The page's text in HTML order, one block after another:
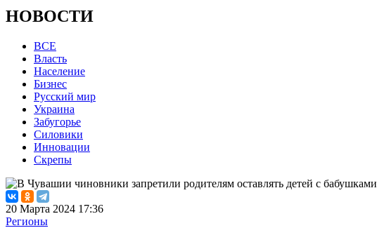
НОВОСТИ
ВСЕ
Власть
Население
Бизнес
Русский мир
Украина
Забугорье
Силовики
Инновации
Скрепы
20 Марта 2024 17:36
Регионы